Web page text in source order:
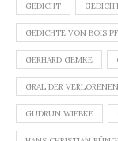
GEDICHT
GEDICHTE VON BOIS
GERHARD GEMKE
GRAL DER
GUDRUN WIEBKE